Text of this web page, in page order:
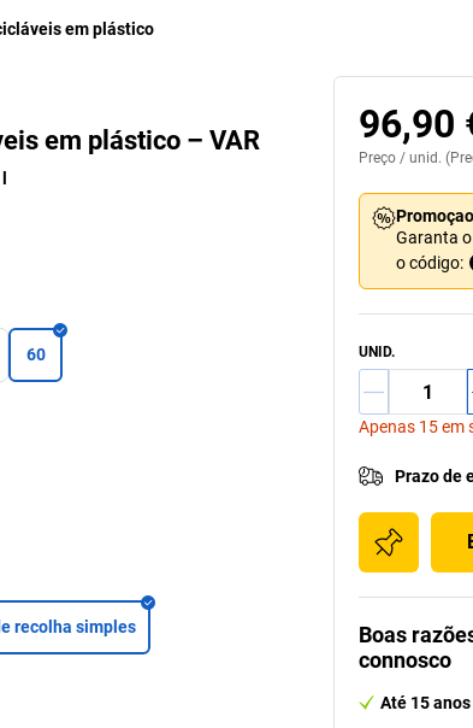
em plástico
em plástico – VAR
60
recolha simples
Com recipiente interior e sacos de lixo
96,90
Preço / unid.
Promoçao
Garanta
o código:
UNID.
Apenas 15 em
Prazo de
Boas
connosco
Até 15